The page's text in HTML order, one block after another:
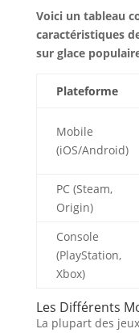
Voici un tableau
caractéristiques
sur glace
Plateforme
Mobile
(iOS/Android)
PC (Steam,
Origin)
Console
(PlayStation,
Xbox)
Les Différents
La plupart des